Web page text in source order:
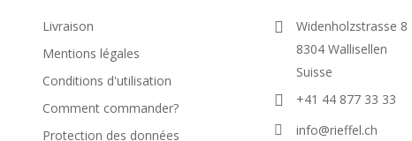
Livraison
Mentions légales
Conditions d'utilisation
Comment commander?
Protection des données
Widenholzstrasse 8
8304 Wallisellen
Suisse
+41 44 877 33 33
info@rieffel.ch